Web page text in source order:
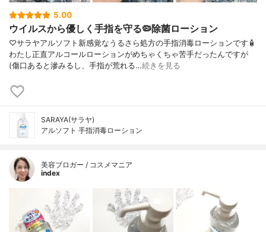
5.00
ウイルスから優しく手指を守る🦠除菌ローション
♡サラヤアルソフト新感覚なうるさら処方の手指消毒ローションです🧴
わたし正直アルコールローションがめちゃくちゃ苦手だったんですが
(傷口あると滲みるし、手指が荒れる…続きを見る
SARAYA(サラヤ)
アルソフト 手指消毒ローション
美容ブロガー / コスメマニア
index